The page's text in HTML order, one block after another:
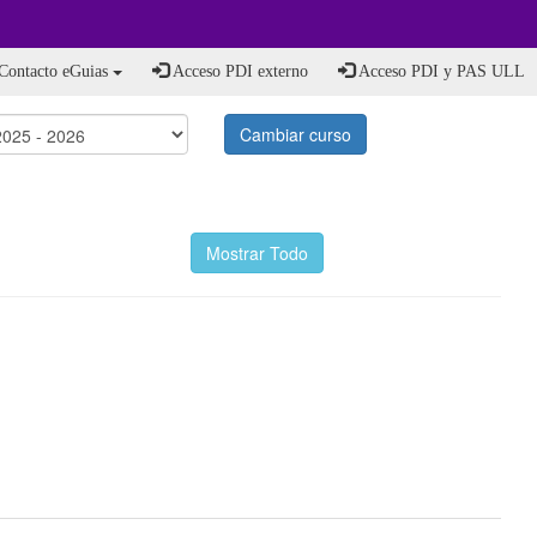
eGuias Acceso PDI externo Acceso PDI y PAS ULL
Cambiar curso
Mostrar Todo